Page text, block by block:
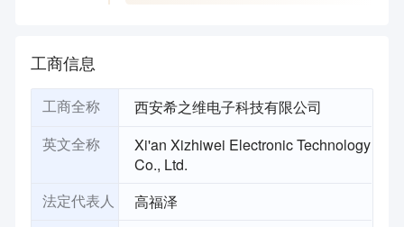
工商信息
工商全称 西安希之维电子科技有限公司
英文全称
Xi'an Xizhiwei Electronic Technology
Co., Ltd.
法定代表人 高福泽